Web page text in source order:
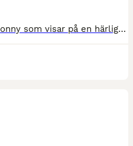
Nayit är en pigg och snäll B-ponny som visar på en härlig inställning till arbete och ett fint temperament Han är tränad mycket från marken, framför allt tömkörd, och är väldigt lyhörd och lydig. Han tycker det är roligt att arbeta och är mån om att göra rätt. Han är inriden nu under sommaren och riden i alla tre gångarter, en process som har flutit på väldigt fint med Nay